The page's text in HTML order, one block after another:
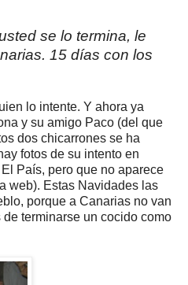
se lo termina, le
15 días con los
lo intente. Y ahora ya
y su amigo Paco (del que
dos chicarrones se ha
fotos de su intento en
País, pero que no aparece
web). Estas Navidades las
porque a Canarias no van
terminarse un cocido como